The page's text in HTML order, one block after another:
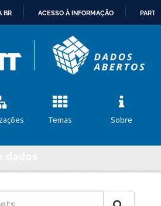
CONTEÚDO
BR ACESSO À INFORMAÇÃO
Temas Sobre